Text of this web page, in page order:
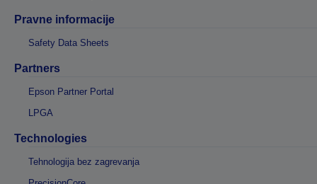
Pravne informacije
Safety Data Sheets
Partners
Epson Partner Portal
LPGA
Technologies
Tehnologija bez zagrevanja